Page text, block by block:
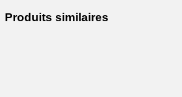
Produits similaires